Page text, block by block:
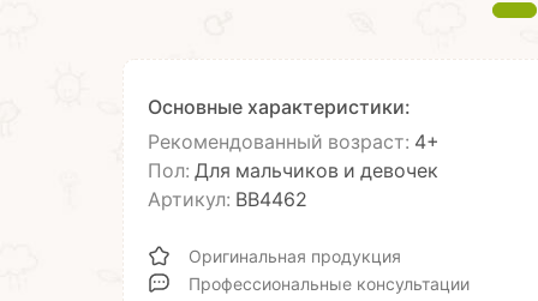
Основные характеристики:
Рекомендованный возраст: 4+
Пол: Для мальчиков и девочек
Артикул: ВВ4462
Оригинальная продукция
Профессиональные консультации